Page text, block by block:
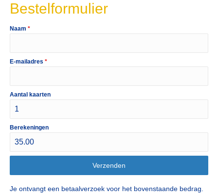
Bestelformulier
Naam *
E-mailadres *
Aantal kaarten
Berekeningen
Verzenden
Je ontvangt een betaalverzoek voor het bovenstaande bedrag.